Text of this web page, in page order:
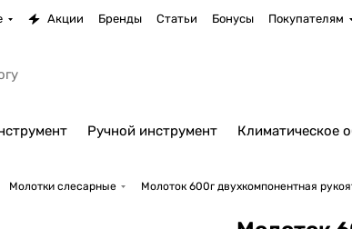
Акции Бренды Статьи Бонусы Покупателям
Ручной инструмент Климатическое
Молотки слесарные Молоток 600г двухкомпонентная